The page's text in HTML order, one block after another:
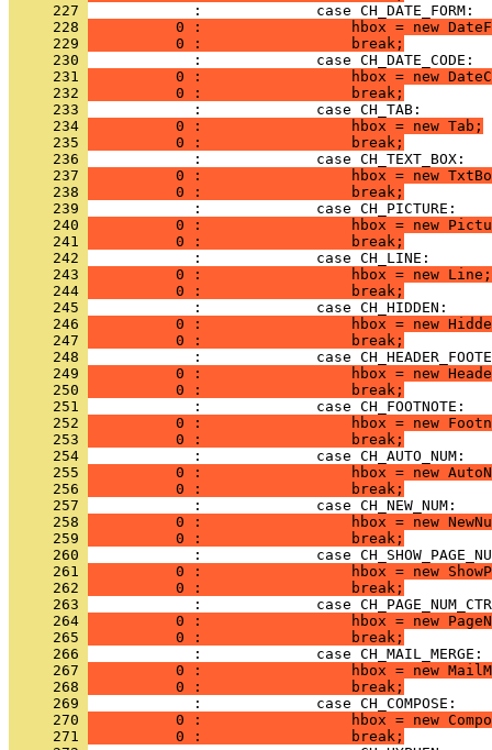
     227
     228
0 :                 hbox = new
     229
          0 :                 break;
     230
     231
0 :                 hbox = new
     232
          0 :                 break;
     233
     234
          0 :                 hbox = new Tab;
     235
          0 :                 break;
     236
     237
0 :                 hbox = new
     238
          0 :                 break;
     239
     240
0 :                 hbox = new
     241
          0 :                 break;
     242
     243
          0 :                 hbox = new Line;
     244
          0 :                 break;
     245
     246
0 :                 hbox = new
     247
          0 :                 break;
     248
     249
0 :                 hbox = new
     250
          0 :                 break;
     251
     252
0 :                 hbox = new
     253
          0 :                 break;
     254
     255
0 :                 hbox = new
     256
          0 :                 break;
     257
     258
0 :                 hbox = new
     259
          0 :                 break;
     260
     261
0 :                 hbox = new
     262
          0 :                 break;
     263
     264
0 :                 hbox = new
     265
          0 :                 break;
     266
     267
0 :                 hbox = new
     268
          0 :                 break;
     269
     270
0 :                 hbox = new
     271
          0 :                 break;